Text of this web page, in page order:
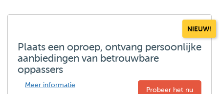
NIEUW!
Plaats een oproep, ontvang persoonlijke
aanbiedingen van betrouwbare
oppassers
Meer informatie
Probeer het nu